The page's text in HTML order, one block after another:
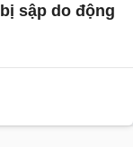
sập do động